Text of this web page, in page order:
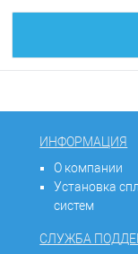
ИНФОРМАЦИЯ
О компании
Установка
систем
СЛУЖБА